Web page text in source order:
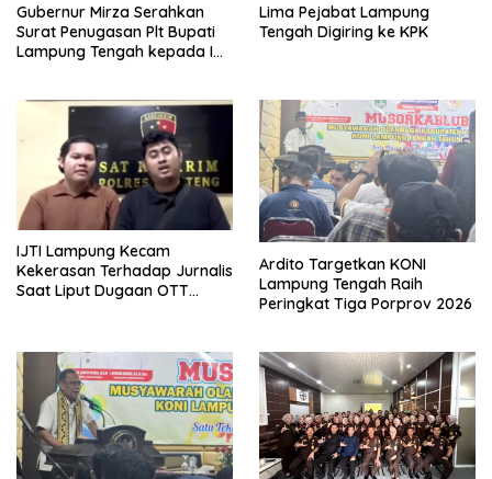
Gubernur Mirza Serahkan
Surat Penugasan Plt Bupati
Lampung Tengah kepada I
Lima Pejabat Lampung
Tengah Digiring ke KPK
IJTI Lampung Kecam
Kekerasan Terhadap Jurnalis
Saat Liput Dugaan OTT
Ardito Targetkan KONI
Lampung Tengah Raih
Peringkat Tiga Porprov 2026